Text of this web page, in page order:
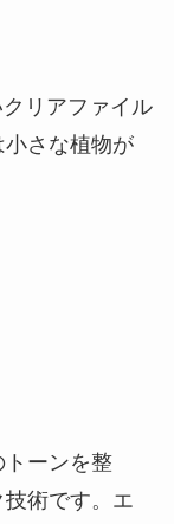
トーンを整
術です。エ